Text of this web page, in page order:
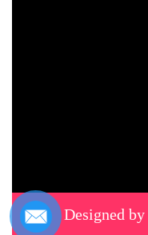
Designed by